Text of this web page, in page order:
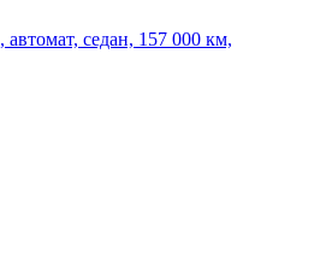
седан, 157 000 км,